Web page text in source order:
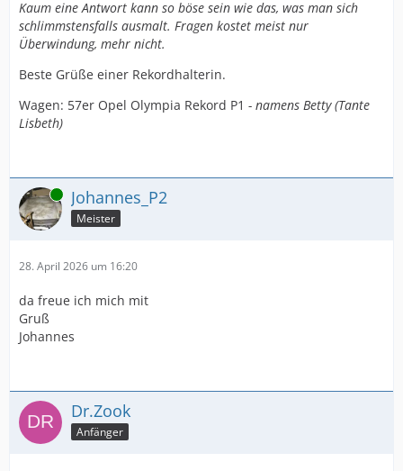
Kaum eine Antwort kann so böse sein wie das, was man sich
schlimmstensfalls ausmalt. Fragen kostet meist nur
Überwindung, mehr nicht.
Beste Grüße einer Rekordhalterin.
Wagen: 57er Opel Olympia Rekord P1 - namens Betty (Tante
Lisbeth)
Online Johannes_P2
Meister
28. April 2026 um 16:20
da freue ich mich mit
Gruß
Johannes
Dr.Zook
Anfänger